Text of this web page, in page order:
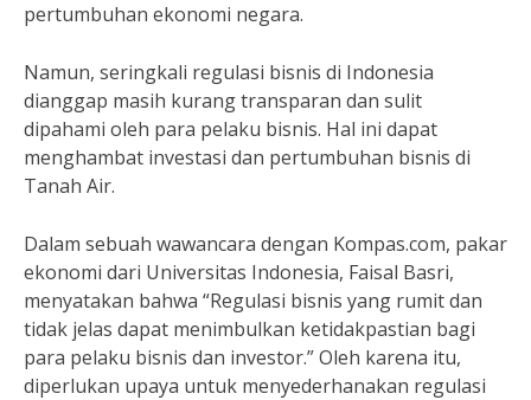
pertumbuhan ekonomi negara.
Namun, seringkali regulasi bisnis di Indonesia
dianggap masih kurang transparan dan sulit
dipahami oleh para pelaku bisnis. Hal ini dapat
menghambat investasi dan pertumbuhan bisnis di
Tanah Air.
Dalam sebuah wawancara dengan Kompas.com, pakar
ekonomi dari Universitas Indonesia, Faisal Basri,
menyatakan bahwa “Regulasi bisnis yang rumit dan
tidak jelas dapat menimbulkan ketidakpastian bagi
para pelaku bisnis dan investor.” Oleh karena itu,
diperlukan upaya untuk menyederhanakan regulasi